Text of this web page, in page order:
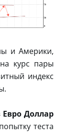
и Америки,
курс пары
индекс
Евро Доллар
теста